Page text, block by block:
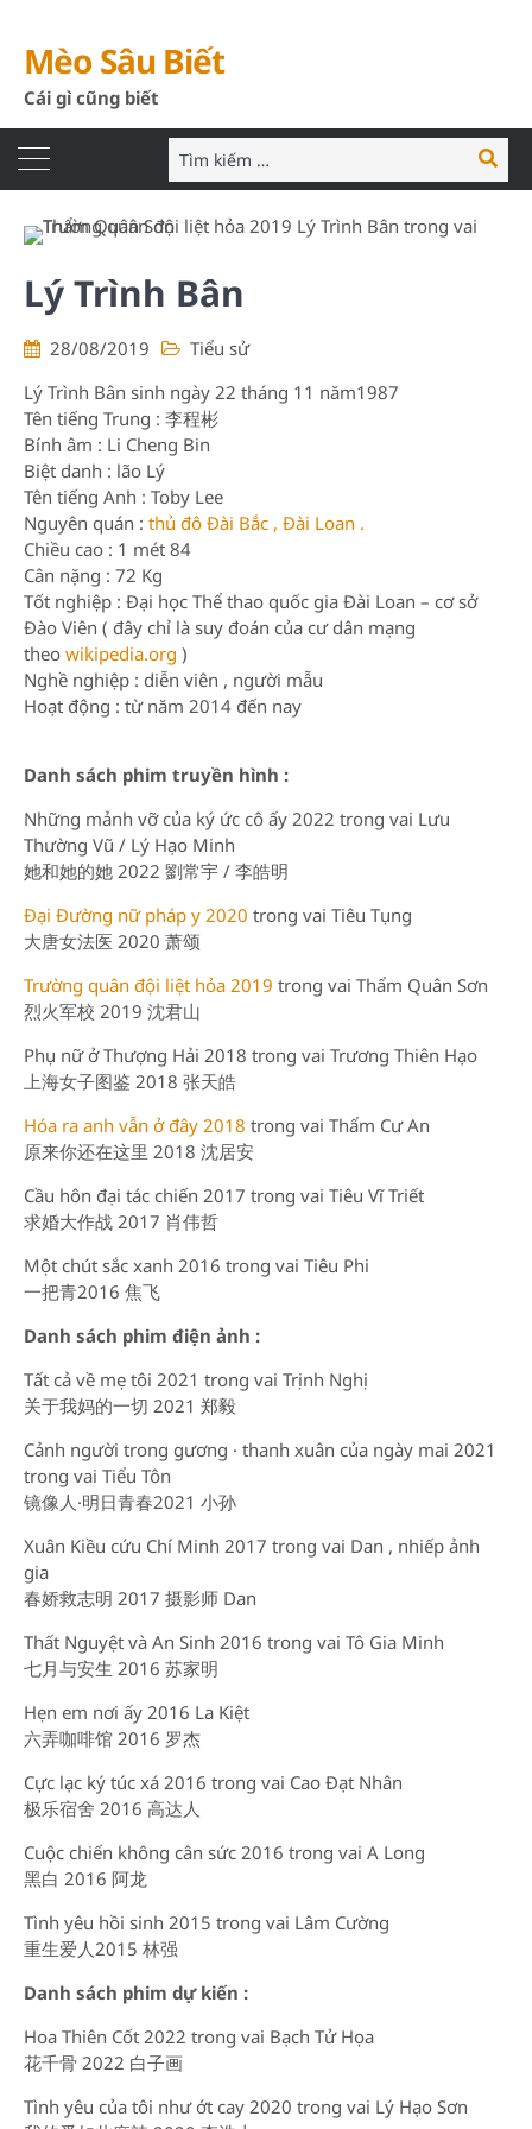
Mèo Sâu Biết
Cái gì cũng biết
Tìm
kiếm:
Tìm
kiếm
Lý Trình Bân
28/08/2019
Tiểu sử
Lý Trình Bân sinh ngày 22 tháng 11 năm1987
Tên tiếng Trung : 李程彬
Bính âm : Li Cheng Bin
Biệt danh : lão Lý
Tên tiếng Anh : Toby Lee
Nguyên quán : thủ đô Đài Bắc , Đài Loan .
Chiều cao : 1 mét 84
Cân nặng : 72 Kg
Tốt nghiệp : Đại học Thể thao quốc gia Đài Loan – cơ sở
Đào Viên ( đây chỉ là suy đoán của cư dân mạng
theo wikipedia.org )
Nghề nghiệp : diễn viên , người mẫu
Hoạt động : từ năm 2014 đến nay
Danh sách phim truyền hình :
Những mảnh vỡ của ký ức cô ấy 2022 trong vai Lưu
Thường Vũ / Lý Hạo Minh
她和她的她 2022 劉常宇 / 李皓明
Đại Đường nữ pháp y 2020 trong vai Tiêu Tụng
大唐女法医 2020 萧颂
Trường quân đội liệt hỏa 2019 trong vai Thẩm Quân Sơn
烈火军校 2019 沈君山
Phụ nữ ở Thượng Hải 2018 trong vai Trương Thiên Hạo
上海女子图鉴 2018 张天皓
Hóa ra anh vẫn ở đây 2018 trong vai Thẩm Cư An
原来你还在这里 2018 沈居安
Cầu hôn đại tác chiến 2017 trong vai Tiêu Vĩ Triết
求婚大作战 2017 肖伟哲
Một chút sắc xanh 2016 trong vai Tiêu Phi
一把青2016 焦飞
Danh sách phim điện ảnh :
Tất cả về mẹ tôi 2021 trong vai Trịnh Nghị
关于我妈的一切 2021 郑毅
Cảnh người trong gương · thanh xuân của ngày mai 2021
trong vai Tiểu Tôn
镜像人·明日青春2021 小孙
Xuân Kiều cứu Chí Minh 2017 trong vai Dan , nhiếp ảnh
gia
春娇救志明 2017 摄影师 Dan
Thất Nguyệt và An Sinh 2016 trong vai Tô Gia Minh
七月与安生 2016 苏家明
Hẹn em nơi ấy 2016 La Kiệt
六弄咖啡馆 2016 罗杰
Cực lạc ký túc xá 2016 trong vai Cao Đạt Nhân
极乐宿舍 2016 高达人
Cuộc chiến không cân sức 2016 trong vai A Long
黑白 2016 阿龙
Tình yêu hồi sinh 2015 trong vai Lâm Cường
重生爱人2015 林强
Danh sách phim dự kiến :
Hoa Thiên Cốt 2022 trong vai Bạch Tử Họa
花千骨 2022 白子画
Tình yêu của tôi như ớt cay 2020 trong vai Lý Hạo Sơn